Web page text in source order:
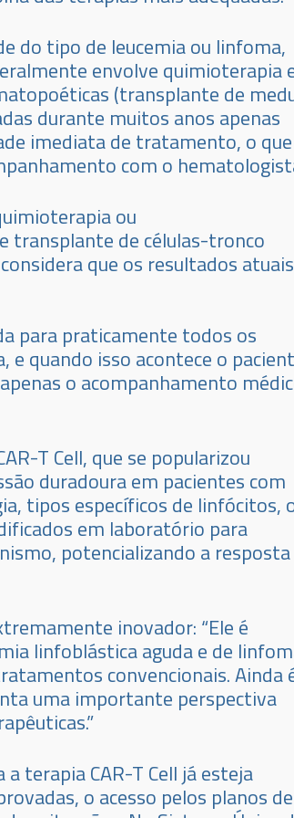
do tipo de leucemia ou linfoma,
envolve quimioterapia
(transplante de
durante muitos anos apenas
imediata de tratamento, o que
com o
ou
transplante de células-tronco
que os resultados atuais
para praticamente todos os
e quando isso acontece o
o acompanhamento
T Cell, que se popularizou
duradoura em pacientes com
tipos específicos de linfócitos,
em laboratório para
potencializando a resposta
inovador: “Ele é
linfoblástica aguda e de
convencionais. Ainda
uma importante perspectiva
terapia CAR-T Cell já esteja
o acesso pelos planos de